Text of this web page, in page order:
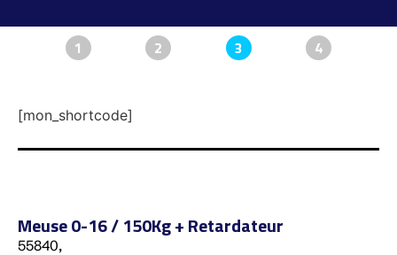
1 2 3 4
[mon_shortcode]
Meuse 0-16 / 150Kg + Retardateur
55840,